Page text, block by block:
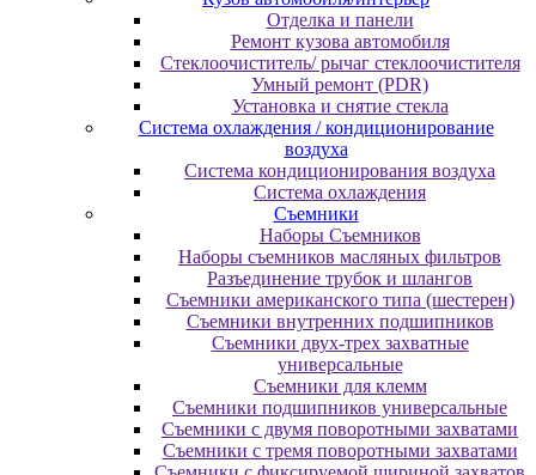
Отделка и панели
Ремонт кузова автомобиля
Стеклоочиститель/ рычаг стеклоочистителя
Умный ремонт (PDR)
Установка и снятие стекла
Система охлаждения / кондиционирование
воздуха
Система кондиционирования воздуха
Система охлаждения
Съемники
Наборы Съемников
Наборы съемников масляных фильтров
Разъединение трубок и шлангов
Съемники американского типа (шестерен)
Съемники внутренних подшипников
Съемники двух-трех захватные
универсальные
Съемники для клемм
Съемники подшипников универсальные
Съемники с двумя поворотными захватами
Съемники с тремя поворотными захватами